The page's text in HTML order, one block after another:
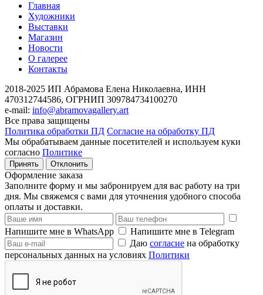
Главная
Художники
Выставки
Магазин
Новости
О галерее
Контакты
2018-2025 ИП Абрамова Елена Николаевна, ИНН
470312744586, ОГРНИП 309784734100270
e-mail: info@abramovagallery.art
Все права защищены
Политика обработки ПД Согласие на обработку ПД
Мы обрабатываем данные посетителей и используем куки
согласно Политике
Принять Отклонить
Оформление заказа
Заполните форму и мы забронируем для вас работу на три
дня. Мы свяжемся с вами для уточнения удобного способа
оплаты и доставки.
Напишите мне в WhatsApp
Напишите мне в Telegram
Даю согласие на обработку
персональных данных на условиях Политики